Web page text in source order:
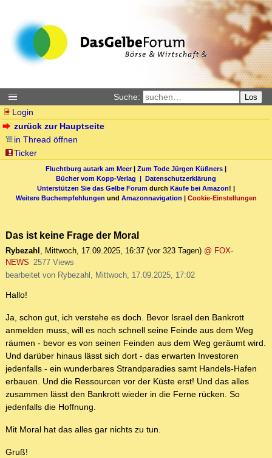
Suche: Los
Login
zurück zur Hauptseite
in Thread öffnen
Ticker
Fluchtburg autark am Meer| Zum Tode Jürgen Küßners |
Bücher vom Kopp-Verlag | Datenschutzerklärung
Unterstützen Sie das Gelbe Forum durch Käufe bei Amazon! |
Weitere Buchempfehlungen und Amazonnavigation | Cookie-Einstellungen
Das ist keine Frage der Moral
Rybezahl , Mittwoch, 17.09.2025, 16:37 (vor 323 Tagen) @ FOX-
NEWS 2577 Views
bearbeitet von Rybezahl, Mittwoch, 17.09.2025, 17:02
Hallo!
Ja, schon gut, ich verstehe es doch. Bevor Israel den Bankrott
anmelden muss, will es noch schnell seine Feinde aus dem Weg
räumen - bevor es von seinen Feinden aus dem Weg geräumt wird.
Und darüber hinaus lässt sich dort - das erwarten Investoren
jedenfalls - ein wunderbares Strandparadies samt Handels-Hafen
erbauen. Und die Ressourcen vor der Küste erst! Und das alles
zusammen lässt den Bankrott wieder in die Ferne rücken. So
jedenfalls die Hoffnung.
Mit Moral hat das alles gar nichts zu tun.
Gruß!